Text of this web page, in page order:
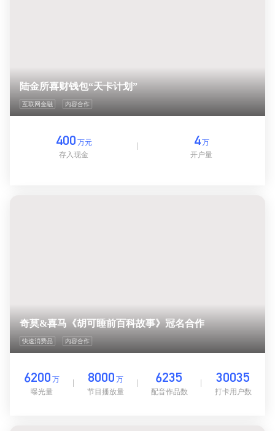
陆金所喜财钱包“天卡计划”
互联网金融 内容合作
400 万元
存入现金
4万
开户量
奇莫&喜马《胡可睡前百科故事》冠名合作
快速消费品 内容合作
6200 万
曝光量
8000 万
节目播放量
6235
配音作品数
30035
打卡用户数